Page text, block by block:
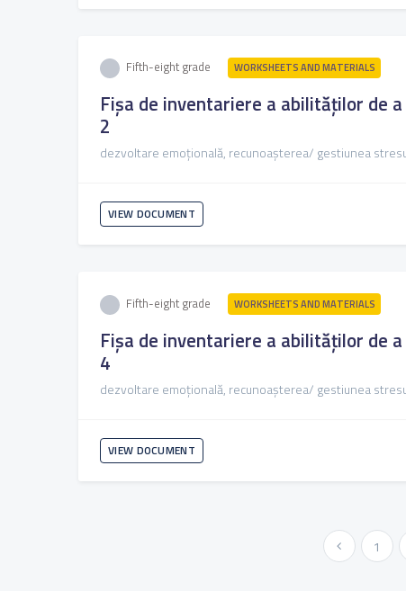
Fifth-eight grade WORKSHEETS AND MATERIALS
Fișa de inventariere a abilităților de
2
dezvoltare emoțională, recunoașterea/ gestiunea
VIEW DOCUMENT
Fifth-eight grade WORKSHEETS AND MATERIALS
Fișa de inventariere a abilităților de
4
dezvoltare emoțională, recunoașterea/ gestiunea
VIEW DOCUMENT
« Previous 1